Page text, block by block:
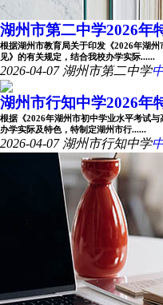
湖州市第二中学2026年
根据湖州市教育局关于印发《2026年湖
见》的有关规定，结合我校办学实际......
2026-04-07 湖州市第二中学
湖州市行知中学2026年
根据《2026年湖州市初中学业水平考试
办学实际及特色，特制定湖州市行......
2026-04-07 湖州市行知中学